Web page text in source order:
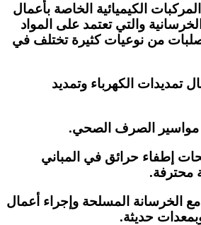
الكيميائية الخاصة بأعمال
والتي تعتمد على المواد
من نوعيات كثيرة تختلف في
تمديدات الكهرباء وتمديد
مواسير الصرف الصحي.
إطفاء حرائق في المباني
محترفة.
الخرسانة المسلحة وإجراء أعمال
حديثة.